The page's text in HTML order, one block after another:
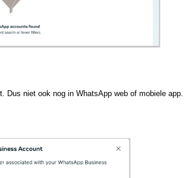
Dus niet ook nog in WhatsApp web of mobiele app.